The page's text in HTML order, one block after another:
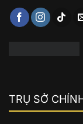
TRỤ SỞ